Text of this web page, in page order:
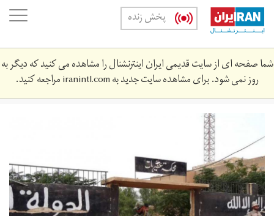
Skip
main
content
پخش زنده
شما صفحه ای از سایت قدیمی ایران اینترنشنال را مشاهده می کنید که دیگر به
روز نمی شود. برای مشاهده سایت جدید بهiranintl.comمراجعه کنید.